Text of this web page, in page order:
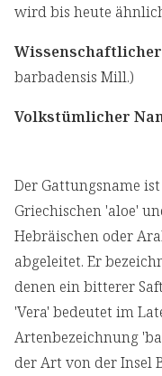
wird bis heute
Wissenschaftlicher
barbadensis Mill.)
Volkstümlicher
Der Gattungsname
Griechischen 'aloe'
Hebräischen oder
abgeleitet. Er
denen ein bitterer
'Vera' bedeutet im
Artenbezeichnung
der Art von der Insel